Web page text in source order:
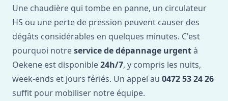
Une chaudière qui tombe en panne, un circulateur
HS ou une perte de pression peuvent causer des
dégâts considérables en quelques minutes. C'est
pourquoi notreservice de dépannage urgentà
Oekene est disponible24h/7, y compris les nuits,
week-ends et jours fériés. Un appel au 0472 53 24 26
suffit pour mobiliser notre équipe.